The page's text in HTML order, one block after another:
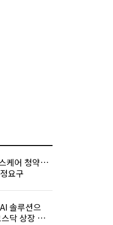
케어 청약…
요구
솔루션으
닥 상장 도